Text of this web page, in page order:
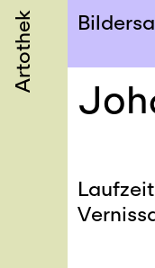
Artothek
Laufzeit